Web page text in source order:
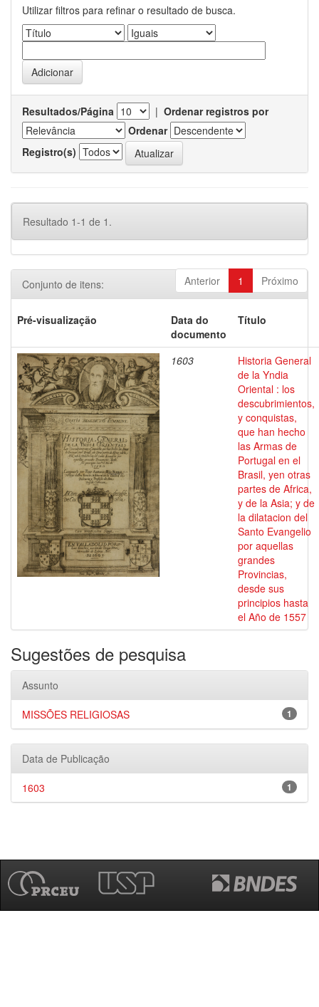
Utilizar filtros para refinar o resultado de busca.
Resultados/Página | Ordenar registros por
Ordenar
Registro(s)
Resultado 1-1 de 1.
Anterior 1 Próximo
Conjunto de itens:
Pré-visualização
Data do
documento
Título
1603
Historia General
de la Yndia
Oriental : los
descubrimientos,
y conquistas,
que han hecho
las Armas de
Portugal en el
Brasil, yen otras
partes de Africa,
y de la Asia; y de
la dilatacion del
Santo Evangelio
por aquellas
grandes
Provincias,
desde sus
principios hasta
el Año de 1557
Sugestões de pesquisa
Assunto
1
MISSÕES RELIGIOSAS
Data de Publicação
1
1603